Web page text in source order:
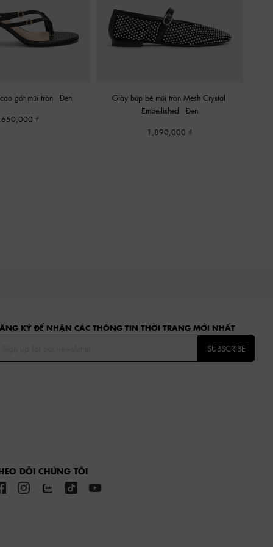
gót mũi tròn
Đen
Giày búp bê mũi tròn Mesh Crystal-
Embellished
Đen
1,890,000
KÝ ĐỂ NHẬN CÁC THÔNG TIN THỜI TRANG MỚI NHẤT
SUBSCRIBE
DÕI CHÚNG TÔI